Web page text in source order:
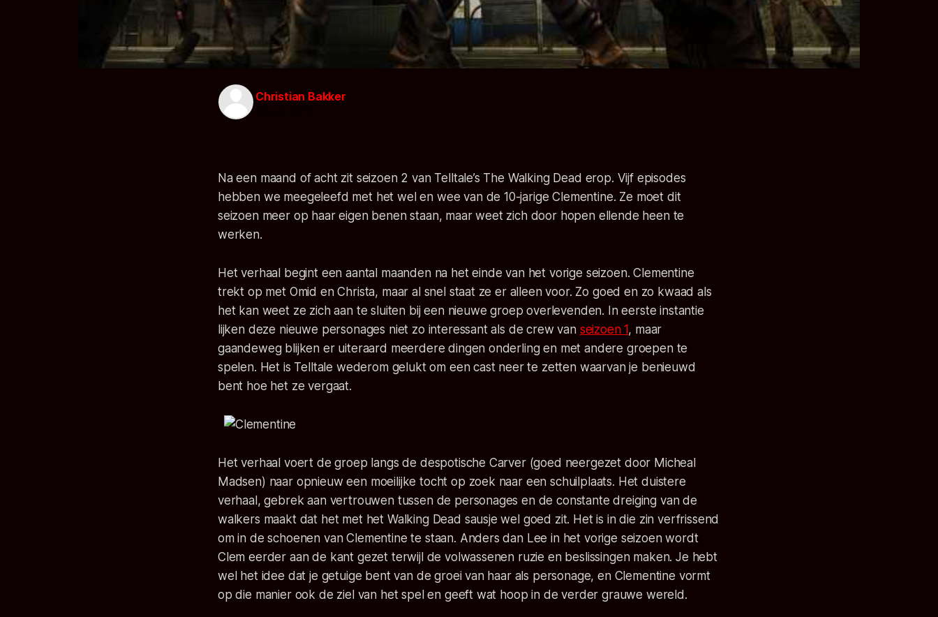
Christian Bakker
Na een maand of acht zit seizoen 2 van Telltale’s The Walking Dead erop. Vijf episodes
hebben we meegeleefd met het wel en wee van de 10-jarige Clementine. Ze moet dit
seizoen meer op haar eigen benen staan, maar weet zich door hopen ellende heen te
werken.
Het verhaal begint een aantal maanden na het einde van het vorige seizoen. Clementine
trekt op met Omid en Christa, maar al snel staat ze er alleen voor. Zo goed en zo kwaad als
het kan weet ze zich aan te sluiten bij een nieuwe groep overlevenden. In eerste instantie
lijken deze nieuwe personages niet zo interessant als de crew van seizoen 1, maar
gaandeweg blijken er uiteraard meerdere dingen onderling en met andere groepen te
spelen. Het is Telltale wederom gelukt om een cast neer te zetten waarvan je benieuwd
bent hoe het ze vergaat.
Het verhaal voert de groep langs de despotische Carver (goed neergezet door Micheal
Madsen) naar opnieuw een moeilijke tocht op zoek naar een schuilplaats. Het duistere
verhaal, gebrek aan vertrouwen tussen de personages en de constante dreiging van de
walkers maakt dat het met het Walking Dead sausje wel goed zit. Het is in die zin verfrissend
om in de schoenen van Clementine te staan. Anders dan Lee in het vorige seizoen wordt
Clem eerder aan de kant gezet terwijl de volwassenen ruzie en beslissingen maken. Je hebt
wel het idee dat je getuige bent van de groei van haar als personage, en Clementine vormt
op die manier ook de ziel van het spel en geeft wat hoop in de verder grauwe wereld.